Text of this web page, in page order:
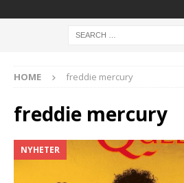
HOME freddie mercury
freddie mercury
NYHETER